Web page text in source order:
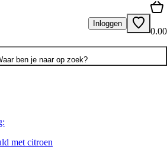
Inloggen
0.00
ben je naar op zoek?
met citroen